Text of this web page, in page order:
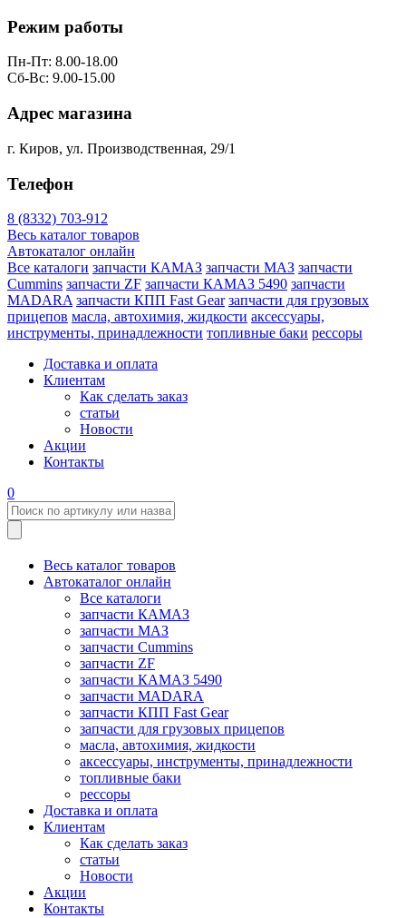
Режим работы
Пн-Пт: 8.00-18.00
Сб-Вс: 9.00-15.00
Адрес магазина
г. Киров, ул. Производственная, 29/1
Телефон
8 (8332) 703-912
Весь каталог товаров
Автокаталог онлайн
Все каталоги запчасти КАМАЗ запчасти МАЗ запчасти
Cummins запчасти ZF запчасти КАМАЗ 5490 запчасти
MADARA запчасти КПП Fast Gear запчасти для грузовых
прицепов масла, автохимия, жидкости аксессуары,
инструменты, принадлежности топливные баки рессоры
Доставка и оплата
Клиентам
Как сделать заказ
статьи
Новости
Акции
Контакты
0
Весь каталог товаров
Автокаталог онлайн
Все каталоги
запчасти КАМАЗ
запчасти МАЗ
запчасти Cummins
запчасти ZF
запчасти КАМАЗ 5490
запчасти MADARA
запчасти КПП Fast Gear
запчасти для грузовых прицепов
масла, автохимия, жидкости
аксессуары, инструменты, принадлежности
топливные баки
рессоры
Доставка и оплата
Клиентам
Как сделать заказ
статьи
Новости
Акции
Контакты